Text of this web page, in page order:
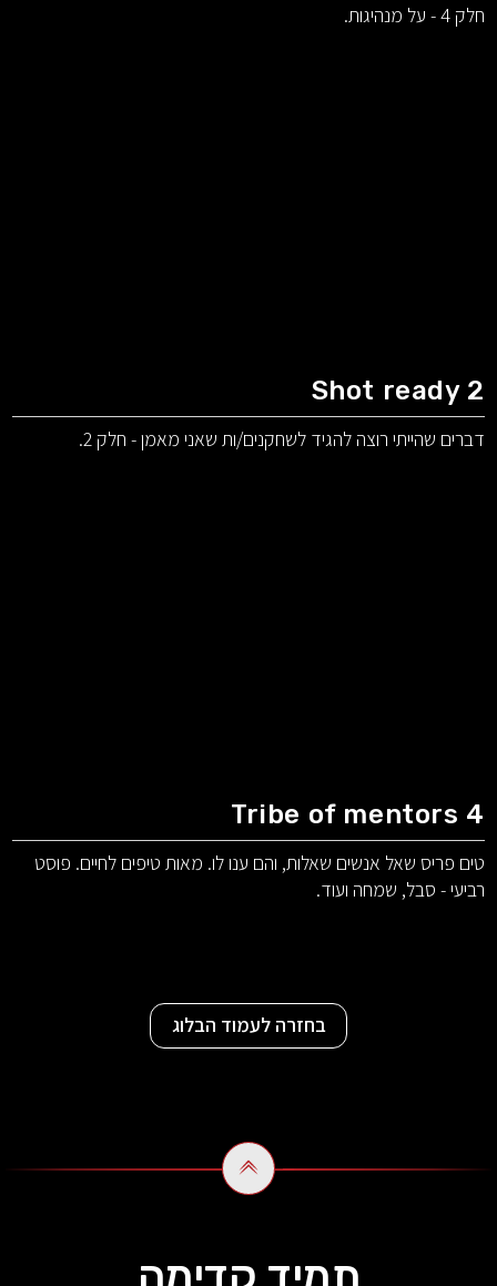
חלק 4 - על מנהיגות.
Shot ready 2
דברים שהייתי רוצה להגיד לשחקנים/ות שאני מאמן - חלק 2.
Tribe of mentors 4
טים פריס שאל אנשים שאלות, והם ענו לו. מאות טיפים לחיים. פוסט
רביעי - סבל, שמחה ועוד.
בחזרה לעמוד הבלוג